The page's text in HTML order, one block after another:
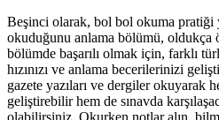
Beşinci olarak, bol bol okuma pratiği
okuduğunu anlama bölümü, oldukça
bölümde başarılı olmak için, farklı
hızınızı ve anlama becerilerinizi
gazete yazıları ve dergiler okuyarak
geliştirebilir hem de sınavda
olabilirsiniz. Okurken notlar alın,